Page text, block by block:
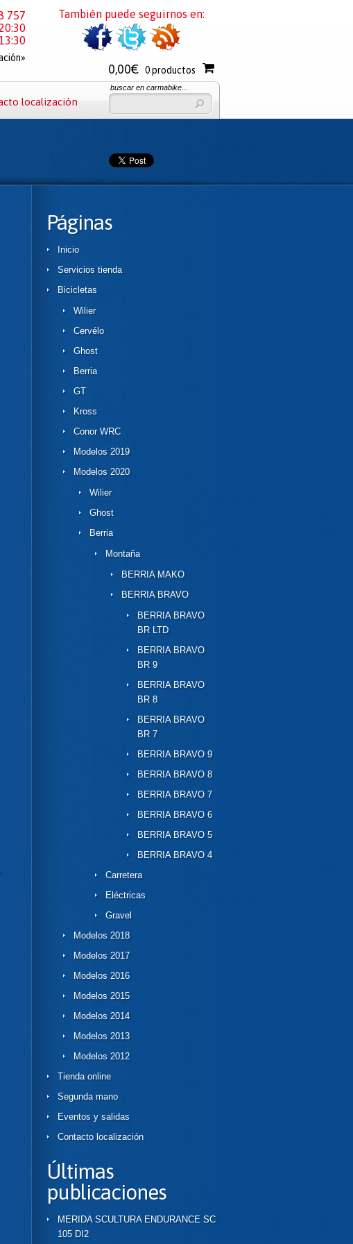
localización
buscar en carmabike...
Páginas
Inicio
Servicios tienda
Bicicletas
Wilier
Cervélo
Ghost
Berria
GT
Kross
Conor WRC
Modelos 2019
Modelos 2020
Wilier
Ghost
Berria
Montaña
BERRIA MAKO
BERRIA BRAVO
BERRIA BRAVO
BR LTD
BERRIA BRAVO
BR 9
BERRIA BRAVO
BR 8
BERRIA BRAVO
BR 7
BERRIA BRAVO 9
BERRIA BRAVO 8
BERRIA BRAVO 7
BERRIA BRAVO 6
BERRIA BRAVO 5
BERRIA BRAVO 4
Carretera
Eléctricas
Gravel
Modelos 2018
Modelos 2017
Modelos 2016
Modelos 2015
Modelos 2014
Modelos 2013
Modelos 2012
Tienda online
Segunda mano
Eventos y salidas
Contacto localización
Últimas
publicaciones
MERIDA SCULTURA ENDURANCE SC
105 DI2
757
También puede seguirnos en:
0,00€ 0 productos